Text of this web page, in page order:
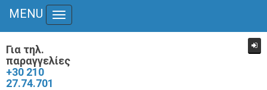
Για τηλ.
παραγγελίες
+30 210
27.74.701
MENU
Toggle